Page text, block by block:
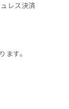
レス決済
す。